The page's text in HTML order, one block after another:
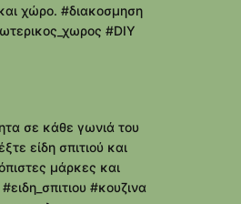
χώρο. #διακοσμηση
#DIY
σε κάθε γωνιά του
είδη σπιτιού και
μάρκες και
#κουζινα